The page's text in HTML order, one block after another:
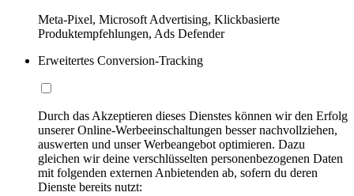
Meta-Pixel, Microsoft Advertising, Klickbasierte
Produktempfehlungen, Ads Defender
Erweitertes Conversion-Tracking
Durch das Akzeptieren dieses Dienstes können wir den Erfolg
unserer Online-Werbeeinschaltungen besser nachvollziehen,
auswerten und unser Werbeangebot optimieren. Dazu
gleichen wir deine verschlüsselten personenbezogenen Daten
mit folgenden externen Anbietenden ab, sofern du deren
Dienste bereits nutzt: